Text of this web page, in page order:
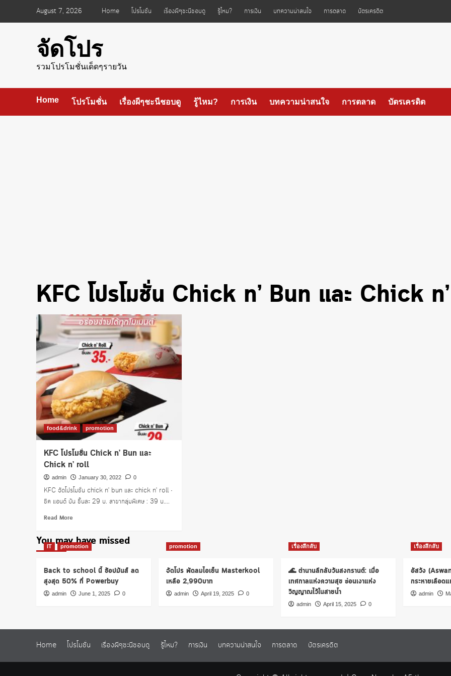
August 7, 2026 Home โปรโมชั่น เรื่องผีๆชะนีชอบดู รู้ไหม? การเงิน บทความน่าสนใจ การตลาด บัตรเครดิต
จัดโปร
รวมโปรโมชั่นเด็ดๆรายวัน
Home โปรโมชั่น เรื่องผีๆชะนีชอบดู รู้ไหม? การเงิน บทความน่าสนใจ การตลาด บัตรเครดิต
KFC โปรโมชั่น Chick n’ Bun และ Chick
food&drink promotion
KFC โปรโมชั่น Chick n’ Bun และ
Chick n’ roll
admin January 30, 2022 0
KFC จัดโปรโมชั่น chick n' bun และ chick n' roll •
ชิค แอนด์ บัน ชิ้นละ 29 บ. สาขากลุ่มพิเศษ : 39 บ....
Read More
about
KFC
ชั่น
Chick
n’
n’
roll
You may have missed
IT promotion
Back to school นี้ ช้อปมันส์ ลด
สูงสุด 50% ที่ Powerbuy
admin June 1, 2025 0
promotion
จัดโปร พัดลมไอเย็น Masterkool
เหลือ 2,990บาท
admin April 19, 2025 0
เรื่องลึกลับ
🌊 ตำนานลึกลับวันสงกรานต์: เมื่อ
เทศกาลแห่งความสุข ซ่อนเงาแห่ง
วิญญาณไว้ในสายน้ำ
admin April 15, 2025 0
เรื่องลึกลับ
อัสวัง
กระหายเลือด
admin
Home โปรโมชั่น เรื่องผีๆชะนีชอบดู รู้ไหม? การเงิน บทความน่าสนใจ การตลาด บัตรเครดิต